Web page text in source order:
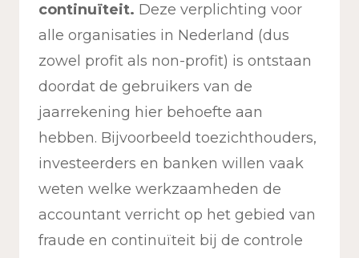
continuïteit. Deze verplichting voor
alle organisaties in Nederland (dus
zowel profit als non-profit) is ontstaan
doordat de gebruikers van de
jaarrekening hier behoefte aan
hebben. Bijvoorbeeld toezichthouders,
investeerders en banken willen vaak
weten welke werkzaamheden de
accountant verricht op het gebied van
fraude en continuïteit bij de controle